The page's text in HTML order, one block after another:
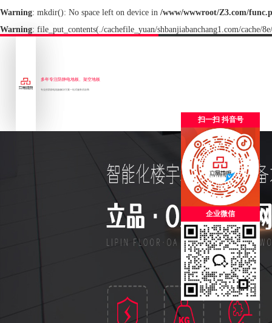
Warning: mkdir(): No space left on device in /www/wwwroot/Z3.com/
Warning: file_put_contents(./cachefile_yuan/shbanjiabanchang1.com/
多年专注防静电地板、架空地板
专业的防静电地板解决方案一站式服务供应商
扫一扫 抖音号
企业微信